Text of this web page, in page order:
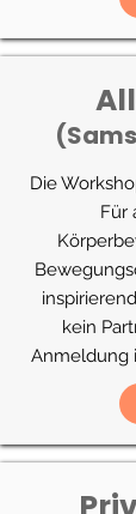
Die
Für
kein
Anmeldung